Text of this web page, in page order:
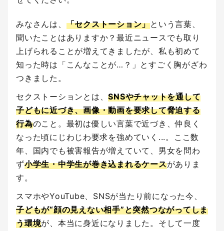
みなさんは、 「セクストーション」という言葉、
聞いたことはありますか？最近ニュースでも取り
上げられることが増えてきましたが、私も初めて
知った時は「こんなことが…？」とすごく胸がざわ
つきました。
セクストーションとは、SNSやチャットを通して
子どもに近づき、画像・動画を要求して脅迫する
行為のこと。最初は優しい言葉で近づき、仲良く
なった頃にじわじわ要求を強めていく...。ここ数
年、国内でも被害報告が増えていて、男女を問わ
ず小学生・中学生が巻き込まれるケースがありま
す。
スマホやYouTube、SNSが当たり前になった今、
子どもが“顔の見えない相手”と突然つながってしま
う環境が、本当に身近になりました。そして一度